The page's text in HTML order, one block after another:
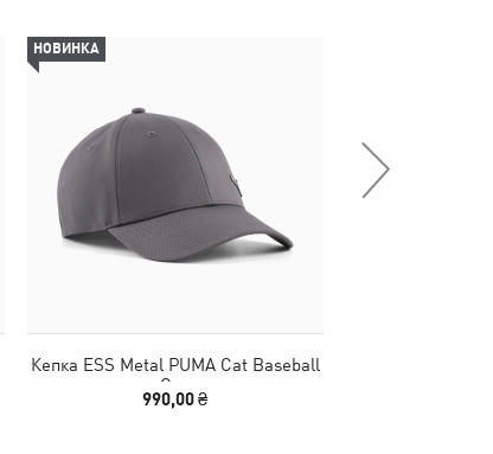
НОВИНКА
Кепка ESS Metal PUMA Cat Baseball
Cap
990,00 ₴